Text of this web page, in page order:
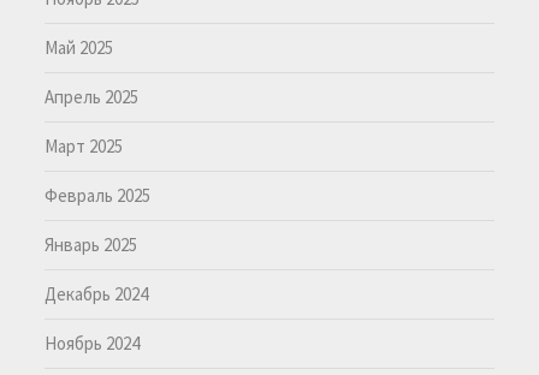
Май 2025
Апрель 2025
Март 2025
Февраль 2025
Январь 2025
Декабрь 2024
Ноябрь 2024